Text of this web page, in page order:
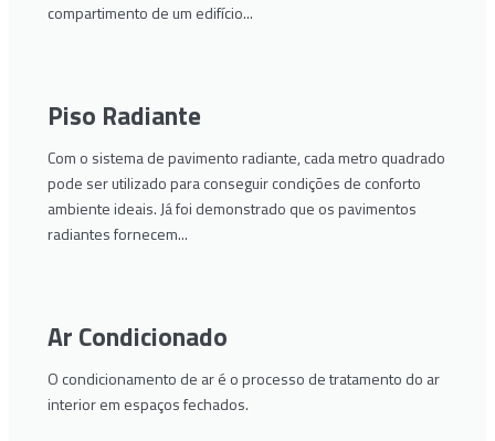
compartimento de um edifício...
Piso Radiante
Com o sistema de pavimento radiante, cada metro quadrado
pode ser utilizado para conseguir condições de conforto
ambiente ideais. Já foi demonstrado que os pavimentos
radiantes fornecem...
Ar Condicionado
O condicionamento de ar é o processo de tratamento do ar
interior em espaços fechados.